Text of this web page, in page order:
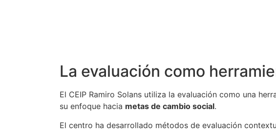
La evaluación como
El CEIP Ramiro Solans utiliza la evaluación como una
su enfoque hacia metas de cambio social.
El centro ha desarrollado métodos de evaluación